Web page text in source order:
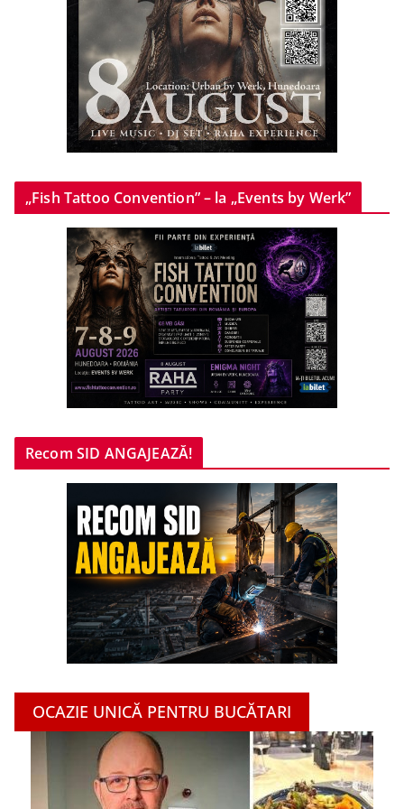
„Fish Tattoo Convention” – la „Events by Werk”
Recom SID ANGAJEAZĂ!
OCAZIE UNICĂ PENTRU BUCĂTARI